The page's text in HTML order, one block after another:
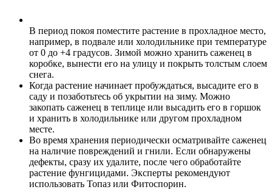
В период покоя поместите растение в прохладное место,
например, в подвале или холодильнике при температуре
от 0 до +4 градусов. Зимой можно хранить саженец в
коробке, вынести его на улицу и покрыть толстым слоем
снега.
Когда растение начинает пробуждаться, высадите его в
саду и позаботьтесь об укрытии на зиму. Можно
закопать саженец в теплице или высадить его в горшок
и хранить в холодильнике или другом прохладном
месте.
Во время хранения периодически осматривайте саженец
на наличие повреждений и гнили. Если обнаружены
дефекты, сразу их удалите, после чего обработайте
растение фунгицидами. Эксперты рекомендуют
использовать Топаз или Фитоспорин.